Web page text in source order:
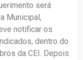
será
Municipal,
notificar os
dentro do
da CEI. Depois